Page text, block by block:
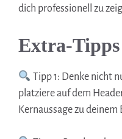
dich professionell zu
Extra-Tipps
Tipp 1: Denke nicht
platziere auf dem
Kernaussage zu deinem